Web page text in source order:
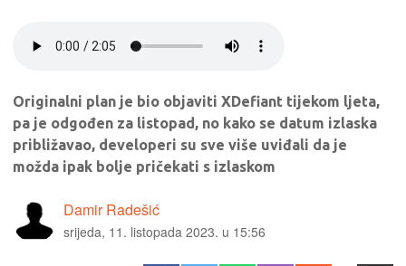
Originalni plan je bio objaviti XDefiant tijekom ljeta,
pa je odgođen za listopad, no kako se datum izlaska
približavao, developeri su sve više uviđali da je
možda ipak bolje pričekati s izlaskom
Damir Radešić
srijeda, 11. listopada 2023. u 15:56